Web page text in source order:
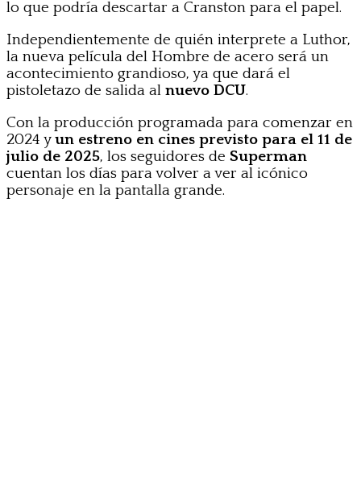
lo que podría descartar a Cranston para el papel.
Independientemente de quién interprete a Luthor,
la nueva película del Hombre de acero será un
acontecimiento grandioso, ya que dará el
pistoletazo de salida al nuevo DCU.
Con la producción programada para comenzar en
2024 yun estreno en cines previsto para el 11 de
julio de 2025, los seguidores de Superman
cuentan los días para volver a ver al icónico
personaje en la pantalla grande.